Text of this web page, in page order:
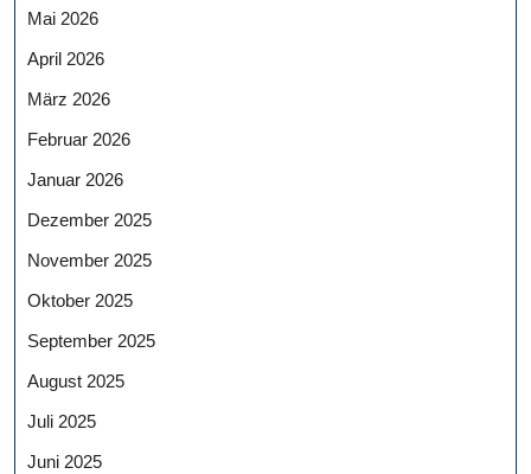
Mai 2026
April 2026
März 2026
Februar 2026
Januar 2026
Dezember 2025
November 2025
Oktober 2025
September 2025
August 2025
Juli 2025
Juni 2025